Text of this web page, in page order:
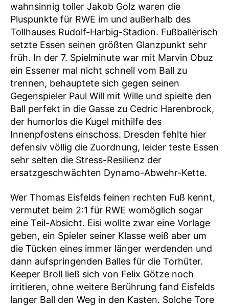
wahnsinnig toller Jakob Golz waren die
Pluspunkte für RWE im und außerhalb des
Tollhauses Rudolf-Harbig-Stadion. Fußballerisch
setzte Essen seinen größten Glanzpunkt sehr
früh. In der 7. Spielminute war mit Marvin Obuz
ein Essener mal nicht schnell vom Ball zu
trennen, behauptete sich gegen seinen
Gegenspieler Paul Will mit Wille und spielte den
Ball perfekt in die Gasse zu Cedric Harenbrock,
der humorlos die Kugel mithilfe des
Innenpfostens einschoss. Dresden fehlte hier
defensiv völlig die Zuordnung, leider teste Essen
sehr selten die Stress-Resilienz der
ersatzgeschwächten Dynamo-Abwehr-Kette.
Wer Thomas Eisfelds feinen rechten Fuß kennt,
vermutet beim 2:1 für RWE womöglich sogar
eine Teil-Absicht. Eisi wollte zwar eine Vorlage
geben, ein Spieler seiner Klasse weiß aber um
die Tücken eines immer länger werdenden und
dann aufspringenden Balles für die Torhüter.
Keeper Broll ließ sich von Felix Götze noch
irritieren, ohne weitere Berührung fand Eisfelds
langer Ball den Weg in den Kasten. Solche Tore